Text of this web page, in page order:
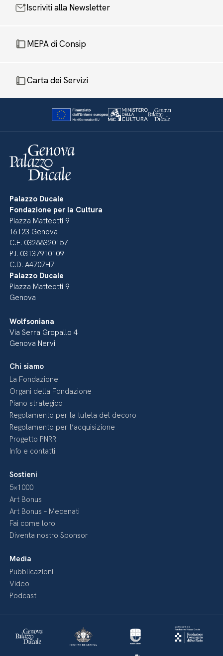
Iscriviti alla Newsletter
MEPA di Consip
Carta dei Servizi
Palazzo Ducale
Fondazione per la Cultura
Piazza Matteotti 9
16123 Genova
C.F. 03288320157
P.I. 03137910109
C.D. A4707H7
Palazzo Ducale
Piazza Matteotti 9
Genova
Wolfsoniana
Via Serra Gropallo 4
Genova Nervi
Chi siamo
La Fondazione
Organi della Fondazione
Piano strategico
Regolamento per la tutela del decoro
Regolamento per l’acquisizione
Progetto PNRR
Info e contatti
Sostieni
5×1000
Art Bonus
Art Bonus – Mecenati
Fai come loro
Diventa nostro Sponsor
Media
Pubblicazioni
Video
Podcast